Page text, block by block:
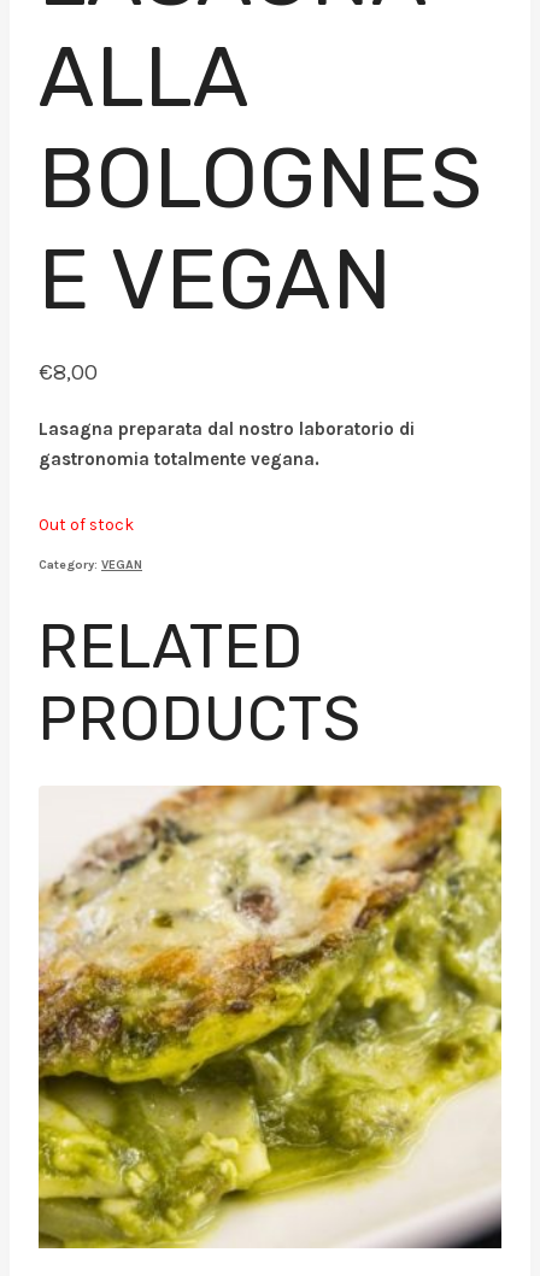
ALLA
BOLOGNES
E VEGAN
€8,00
Lasagna preparata dal nostro laboratorio di
gastronomia totalmente vegana.
Out of stock
Category: VEGAN
RELATED
PRODUCTS